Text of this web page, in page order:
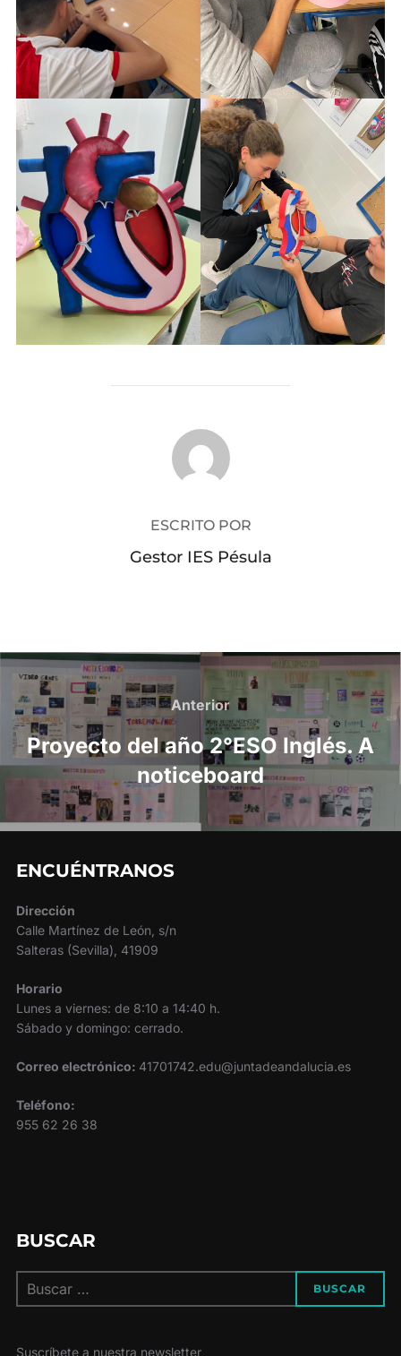
AUTOR DE LA PUBLICACIÓN
ESCRITO POR
Gestor IES Pésula
Navegación
de
entradas
Anterior
Anterior
Proyecto del año 2°ESO Inglés. A
noticeboard
ENCUÉNTRANOS
Dirección
Calle Martínez de León, s/n
Salteras (Sevilla), 41909
Horario
Lunes a viernes: de 8:10 a 14:40 h.
Sábado y domingo: cerrado.
Correo electrónico: 41701742.edu@juntadeandalucia.es
Teléfono:
955 62 26 38
BUSCAR
BUSCAR
Suscríbete a nuestra newsletter